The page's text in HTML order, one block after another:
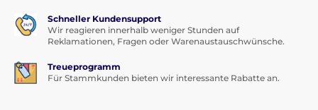
Schneller Kundensupport
Wir reagieren innerhalb weniger Stunden auf
Reklamationen, Fragen oder Warenaustauschwünsche.
Treueprogramm
Für Stammkunden bieten wir interessante Rabatte an.